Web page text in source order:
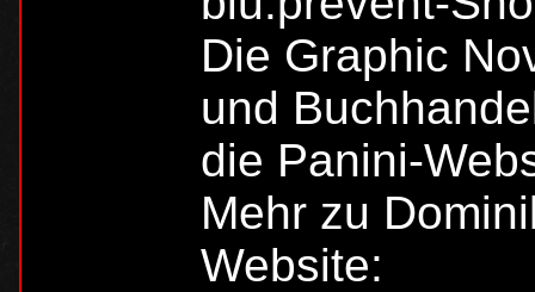
Die Graphic
und
die Panini-
Mehr zu
Website: